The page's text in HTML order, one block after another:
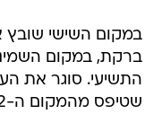
במקום השישי שובץ
ברקת, במקום
התשיעי. סוגר את
שטיפס מהמקום ה-22 בפריימריז הקודמים.